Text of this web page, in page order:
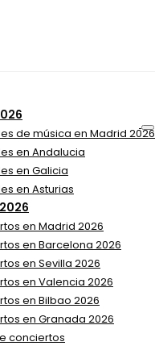
de música en Madrid 2026
en Andalucia
en Galicia
en Asturias
en Madrid 2026
en Barcelona 2026
en Sevilla 2026
en Valencia 2026
en Bilbao 2026
en Granada 2026
conciertos